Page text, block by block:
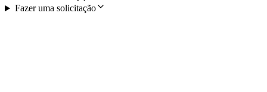
Fazer uma solicitação